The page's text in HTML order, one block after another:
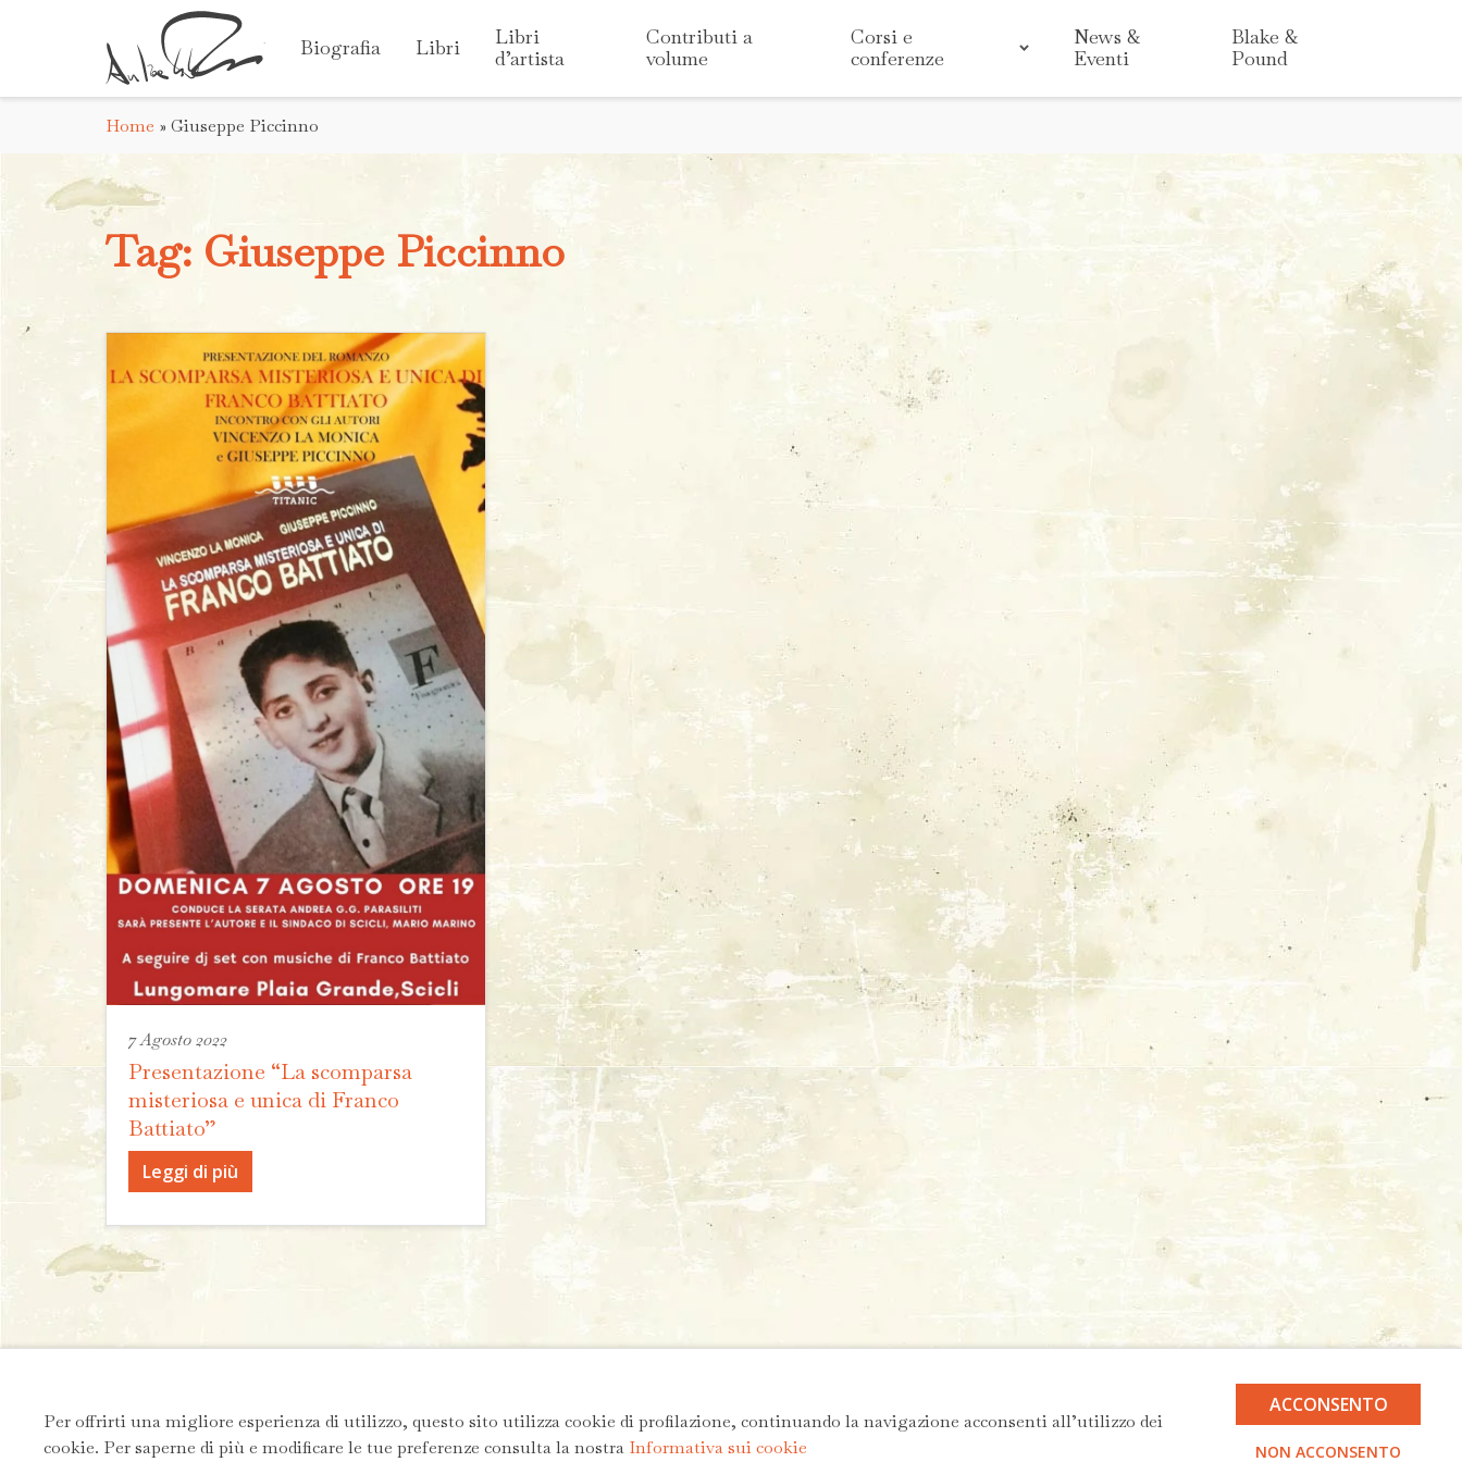
Biografia Libri
Libri
d’artista
Contributi a
volume
Corsi e
conferenze
News &
Eventi
Blake &
Pound
Home » Giuseppe Piccinno
Tag: Giuseppe Piccinno
7 Agosto 2022
Presentazione “La scomparsa
misteriosa e unica di Franco
Battiato”
Leggi di più
Per offrirti una migliore esperienza di utilizzo, questo sito utilizza cookie di profilazione, continuando la navigazione acconsenti all’utilizzo dei
cookie. Per saperne di più e modificare le tue preferenze consulta la nostra Informativa sui cookie
ACCONSENTO
NON ACCONSENTO